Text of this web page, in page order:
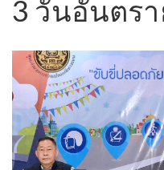
3 วันอันตร